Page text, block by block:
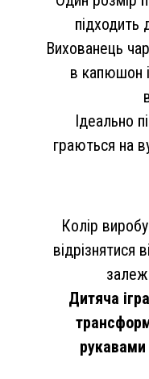
підходить
Вихованець
в капюшон
Ідеально
граються на
Колір
відрізнятися
Дитяча